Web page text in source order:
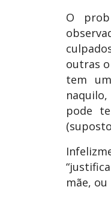
O
outras
tem
pode
mãe,